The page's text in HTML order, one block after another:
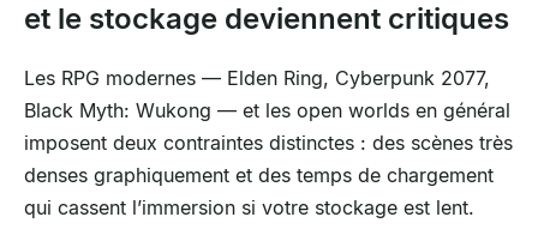
et le stockage deviennent critiques
Les RPG modernes — Elden Ring, Cyberpunk 2077,
Black Myth: Wukong — et les open worlds en général
imposent deux contraintes distinctes : des scènes très
denses graphiquement et des temps de chargement
qui cassent l’immersion si votre stockage est lent.